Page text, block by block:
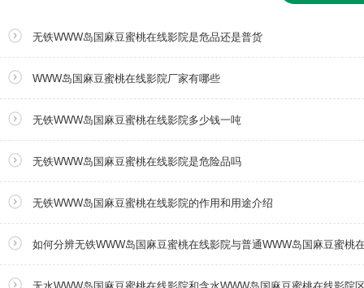
无铁WWW岛国麻豆蜜桃在线影院是危品还是普货
WWW岛国麻豆蜜桃在线影院厂家有哪些
无铁WWW岛国麻豆蜜桃在线影院多少钱一吨
无铁WWW岛国麻豆蜜桃在线影院是危险品吗
无铁WWW岛国麻豆蜜桃在线影院的作用和用途介绍
如何分辨无铁WWW岛国麻豆蜜桃在线影院与普通WWW岛国麻豆蜜桃